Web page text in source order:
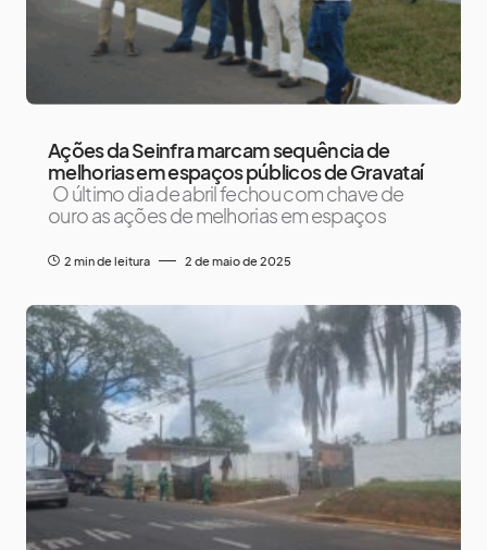
Ações da Seinfra marcam sequência de
melhorias em espaços públicos de Gravataí
O último dia de abril fechou com chave de
ouro as ações de melhorias em espaços
2 min de leitura 2 de maio de 2025